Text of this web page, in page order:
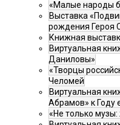
«Малые народы
Выставка
рождения Героя
Книжная
Виртуальная
Даниловы»
«Творцы
Челомей
Виртуальная
Абрамов» к Году
«Не только